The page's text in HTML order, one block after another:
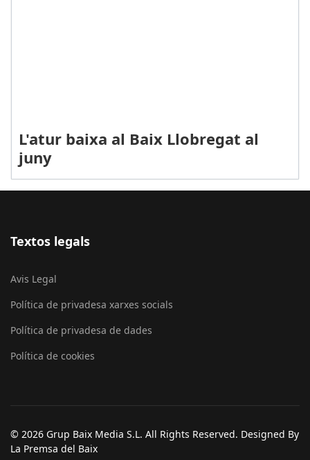
L'atur baixa al Baix Llobregat al
juny
Textos legals
Avis Legal
Política de privadesa xarxes socials
Política de privadesa de dades
Política de cookies
© 2026 Grup Baix Media S.L. All Rights Reserved. Designed By
La Premsa del Baix